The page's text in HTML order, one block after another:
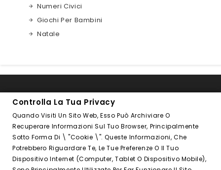
Numeri Civici
Giochi Per Bambini
Natale
INFORMAZIONI NEGOZIO
FOLLOW US
PRODOTTI
LA NOSTRA AZIENDA 
Controlla La Tua Privacy
Quando Visiti Un Sito Web, Esso Può Archiviare O
Recuperare Informazioni Sul Tuo Browser, Principalmente
Sotto Forma Di \ "cookie \". Queste Informazioni, Che
Potrebbero Riguardare Te, Le Tue Preferenze O Il Tuo
Dispositivo Internet (computer, Tablet O Dispositivo Mobile),